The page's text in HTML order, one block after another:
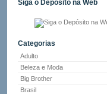
Siga o Depósito na Web
Categorias
Adulto
Beleza e Moda
Big Brother
Brasil